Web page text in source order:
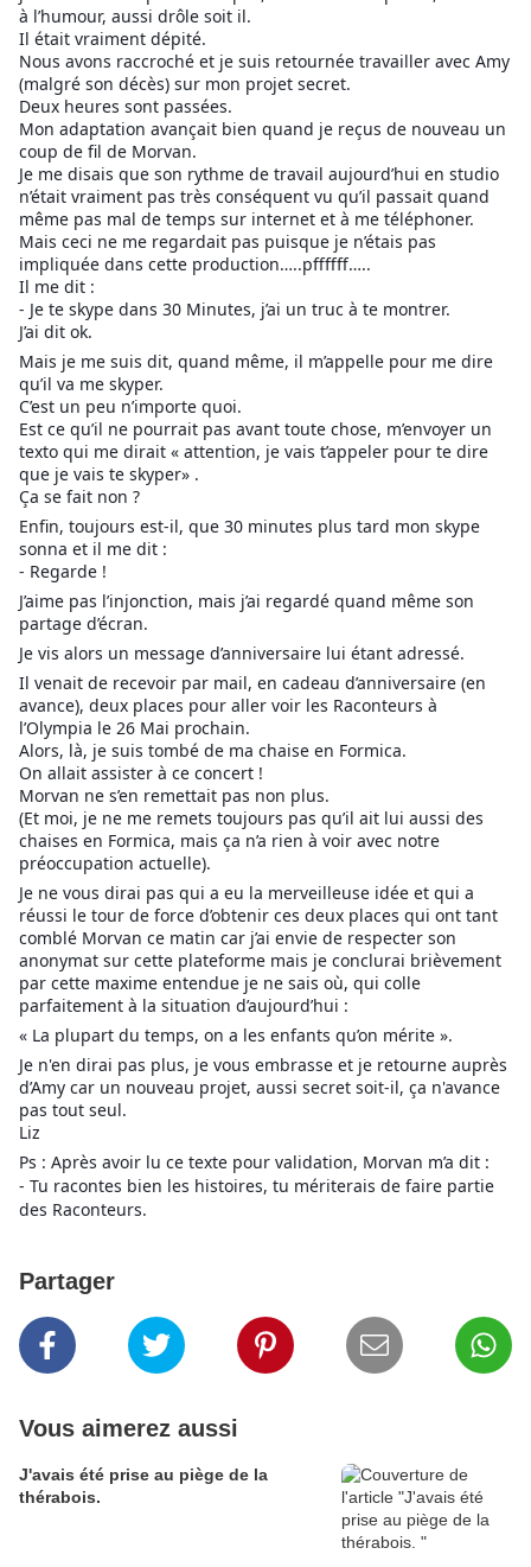
à l’humour, aussi drôle soit il.
Il était vraiment dépité.
Nous avons raccroché et je suis retournée travailler avec Amy
(malgré son décès) sur mon projet secret.
Deux heures sont passées.
Mon adaptation avançait bien quand je reçus de nouveau un
coup de fil de Morvan.
Je me disais que son rythme de travail aujourd’hui en studio
n’était vraiment pas très conséquent vu qu’il passait quand
même pas mal de temps sur internet et à me téléphoner.
Mais ceci ne me regardait pas puisque je n’étais pas
impliquée dans cette production…..pffffff…..
Il me dit :
- Je te skype dans 30 Minutes, j’ai un truc à te montrer.
J’ai dit ok.
Mais je me suis dit, quand même, il m’appelle pour me dire
qu’il va me skyper.
C’est un peu n’importe quoi.
Est ce qu’il ne pourrait pas avant toute chose, m’envoyer un
texto qui me dirait « attention, je vais t’appeler pour te dire
que je vais te skyper» .
Ça se fait non ?
Enfin, toujours est-il, que 30 minutes plus tard mon skype
sonna et il me dit :
- Regarde !
J’aime pas l’injonction, mais j’ai regardé quand même son
partage d’écran.
Je vis alors un message d’anniversaire lui étant adressé.
Il venait de recevoir par mail, en cadeau d’anniversaire (en
avance), deux places pour aller voir les Raconteurs à
l’Olympia le 26 Mai prochain.
Alors, là, je suis tombé de ma chaise en Formica.
On allait assister à ce concert !
Morvan ne s’en remettait pas non plus.
(Et moi, je ne me remets toujours pas qu’il ait lui aussi des
chaises en Formica, mais ça n’a rien à voir avec notre
préoccupation actuelle).
Je ne vous dirai pas qui a eu la merveilleuse idée et qui a
réussi le tour de force d’obtenir ces deux places qui ont tant
comblé Morvan ce matin car j’ai envie de respecter son
anonymat sur cette plateforme mais je conclurai brièvement
par cette maxime entendue je ne sais où, qui colle
parfaitement à la situation d’aujourd’hui :
« La plupart du temps, on a les enfants qu’on mérite ».
Je n'en dirai pas plus, je vous embrasse et je retourne auprès
d’Amy car un nouveau projet, aussi secret soit-il, ça n'avance
pas tout seul.
Liz
Ps : Après avoir lu ce texte pour validation, Morvan m’a dit :
- Tu racontes bien les histoires, tu mériterais de faire partie
des Raconteurs.
Partager
Vous aimerez aussi
J'avais été prise au piège de la
thérabois.